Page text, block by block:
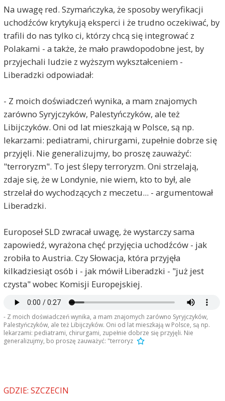
Na uwagę red. Szymańczyka, że sposoby weryfikacji
uchodźców krytykują eksperci i że trudno oczekiwać, by
trafili do nas tylko ci, którzy chcą się integrować z
Polakami - a także, że mało prawdopodobne jest, by
przyjechali ludzie z wyższym wykształceniem -
Liberadzki odpowiadał:
- Z moich doświadczeń wynika, a mam znajomych
zarówno Syryjczyków, Palestyńczyków, ale też
Libijczyków. Oni od lat mieszkają w Polsce, są np.
lekarzami: pediatrami, chirurgami, zupełnie dobrze się
przyjęli. Nie generalizujmy, bo proszę zauważyć:
"terroryzm". To jest ślepy terroryzm. Oni strzelają,
zdaje się, że w Londynie, nie wiem, kto to był, ale
strzelał do wychodzących z meczetu... - argumentował
Liberadzki.
Europoseł SLD zwracał uwagę, że wystarczy sama
zapowiedź, wyrażona chęć przyjęcia uchodźców - jak
zrobiła to Austria. Czy Słowacja, która przyjęła
kilkadziesiąt osób i - jak mówił Liberadzki - "już jest
czysta" wobec Komisji Europejskiej.
- Z moich doświadczeń wynika, a mam znajomych zarówno Syryjczyków,
Palestyńczyków, ale też Libijczyków. Oni od lat mieszkają w Polsce, są np.
lekarzami: pediatrami, chirurgami, zupełnie dobrze się przyjęli. Nie
generalizujmy, bo proszę zauważyć: "terroryz
GDZIE: SZCZECIN
Stetinensis 2017-06-20, godz. 09:48
Pamiętajmy, że osoba, która jest
Wiceprzewodniczącym Parlamentu Europejskiego
prawda, przychodzi to tym łatwiej, że przez lata
było się członkiem Socjalistycznego Związku
Studentów Polskich i PZPR (o ile źródła mówią
prawdę), ale jednak.
Poza tym, jeżeli ktoś porównuje osoby, które w
latach 70/80-tych ubiegłego wieku przyjechały do
Polski WYŁĄCZNIE w celu zdobycia wykształcenia, z
osobami, które na dmuchanych pontonach
nielegalnie przekraczają granicę WYŁACZNIE w celu
wykorzystania systemu socjalnego UE i zniszczenia
rzeczowo dyskutować. Tak samo, jeśli ktoś
porównuje poniedziałkowy atak pod meczetem do
setek ataków muzułmańskich terrorystów w
Europie.
"Jeśli wejdziesz między wrony, musisz krakać jak i
one".
społeczeństwa, kto jest prawdziwym Polakiem,
rodowitym patriotą i zależy ma wyłącznie na dobru
swojej ojczyzny.
greg9181 2017-06-20, godz. 10:29
Czy też chce Pan zatrudniac w szkołach osoby,